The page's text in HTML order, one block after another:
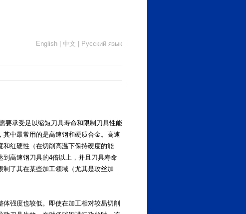
English 中文 Русский язык
要承受足以缩短刀具寿命和限制刀具性能
中最常用的是高速钢和硬质合金。高速
红硬性（在切削高温下保持硬度的能
高速钢刀具的4倍以上，并且刀具寿命
了其在某些加工领域（尤其是攻丝加
强度也较低。即使在加工相对较易切削